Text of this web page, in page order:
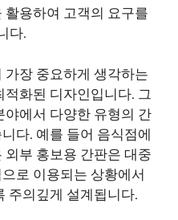
용하여 고객의 요구를
다.
장 중요하게 생각하는
화된 디자인입니다. 그
야에서 다양한 유형의 간
다. 예를 들어 음식점에
부 홍보용 간판은 대중
로 이용되는 상황에서
주의깊게 설계됩니다.